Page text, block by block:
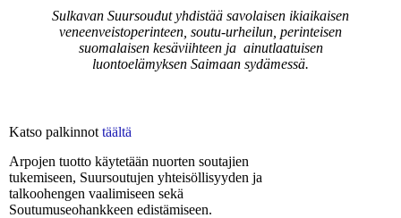
Sulkavan Suursoudut yhdistää savolaisen ikiaikaisen
veneenveistoperinteen, soutu-urheilun, perinteisen
suomalaisen kesäviihteen ja ainutlaatuisen
luontoelämyksen Saimaan sydämessä.
Katso palkinnot täältä
Arpojen tuotto käytetään nuorten soutajien
tukemiseen, Suursoutujen yhteisöllisyyden ja
talkoohengen vaalimiseen sekä
Soutumuseohankkeen edistämiseen.